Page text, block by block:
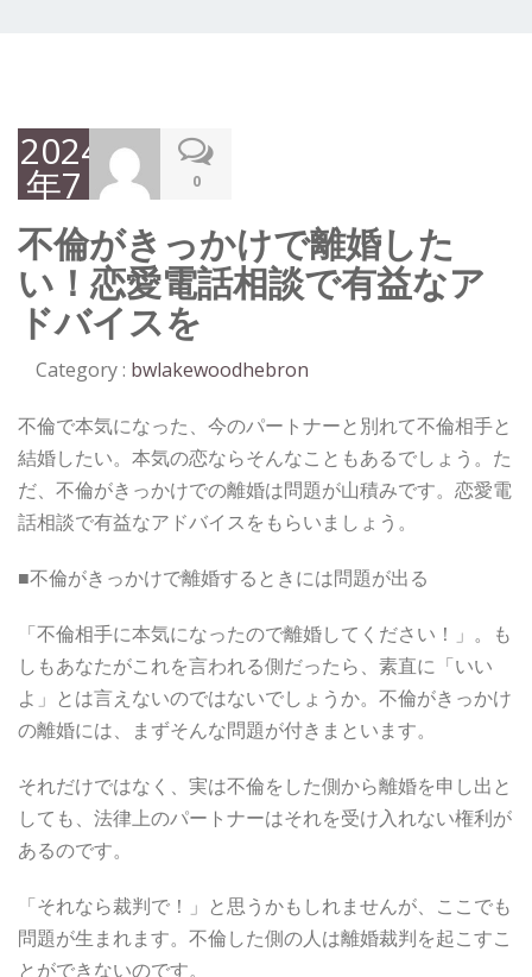
2024
年7
月
31
日
0
不倫がきっかけで離婚した
い！恋愛電話相談で有益なア
ドバイスを
Category : bwlakewoodhebron
不倫で本気になった、今のパートナーと別れて不倫相手と
結婚したい。本気の恋ならそんなこともあるでしょう。た
だ、不倫がきっかけでの離婚は問題が山積みです。恋愛電
話相談で有益なアドバイスをもらいましょう。
■不倫がきっかけで離婚するときには問題が出る
「不倫相手に本気になったので離婚してください！」。も
しもあなたがこれを言われる側だったら、素直に「いい
よ」とは言えないのではないでしょうか。不倫がきっかけ
の離婚には、まずそんな問題が付きまといます。
それだけではなく、実は不倫をした側から離婚を申し出と
しても、法律上のパートナーはそれを受け入れない権利が
あるのです。
「それなら裁判で！」と思うかもしれませんが、ここでも
問題が生まれます。不倫した側の人は離婚裁判を起こすこ
とができないのです。